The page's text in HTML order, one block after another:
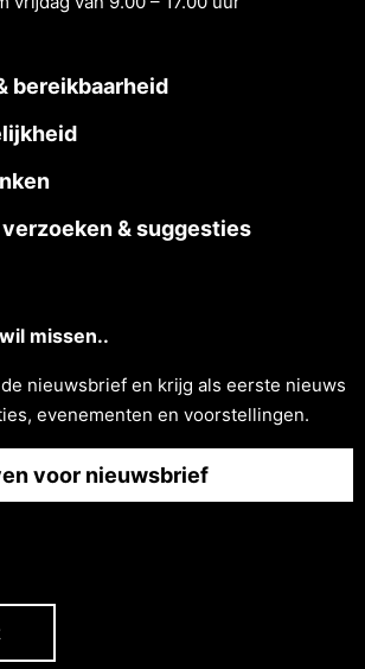
bereikbaarheid
& suggesties
missen..
nieuwsbrief en krĳg als eerste nieuws
evenementen en voorstellingen.
voor nieuwsbrief